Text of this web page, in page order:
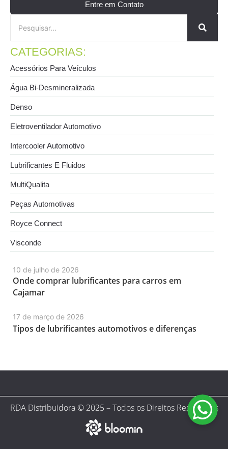
10 de julho de 2026
Onde comprar lubrificantes para carros em
Cajamar
17 de março de 2026
Tipos de lubrificantes automotivos e diferenças
Entre em Contato
CATEGORIAS:
Acessórios Para Veículos
Água Bi-Desmineralizada
Denso
Eletroventilador Automotivo
Intercooler Automotivo
Lubrificantes E Fluidos
MultiQualita
Peças Automotivas
Royce Connect
Visconde
RDA Distribuidora © 2025 – Todos os Direitos Reservados